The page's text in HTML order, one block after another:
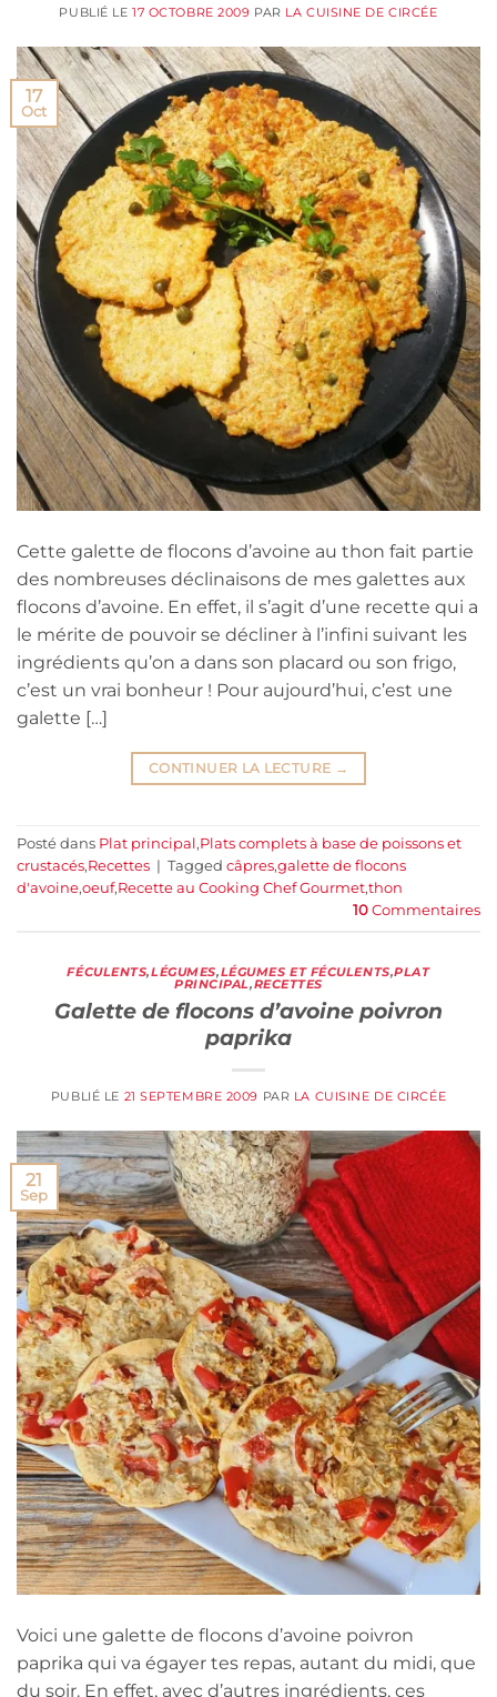
PUBLIÉ LE17 OCTOBRE 2009 PAR LA CUISINE DE CIRCÉE
17
Oct
Cette galette de flocons d’avoine au thon fait partie
des nombreuses déclinaisons de mes galettes aux
flocons d’avoine. En effet, il s’agit d’une recette qui a
le mérite de pouvoir se décliner à l’infini suivant les
ingrédients qu’on a dans son placard ou son frigo,
c’est un vrai bonheur ! Pour aujourd’hui, c’est une
galette […]
CONTINUER LA LECTURE →
Posté dans Plat principal,Plats complets à base de poissons et
crustacés,Recettes | Tagged câpres,galette de flocons
d'avoine,oeuf,Recette au Cooking Chef Gourmet,thon
10 Commentaires
FÉCULENTS,LÉGUMES,LÉGUMES ET FÉCULENTS,PLAT
PRINCIPAL,RECETTES
Galette de flocons d’avoine poivron
paprika
PUBLIÉ LE 21 SEPTEMBRE 2009 PAR LA CUISINE DE CIRCÉE
21
Sep
Voici une galette de flocons d’avoine poivron
paprika qui va égayer tes repas, autant du midi, que
du soir. En effet, avec d’autres ingrédients, ces